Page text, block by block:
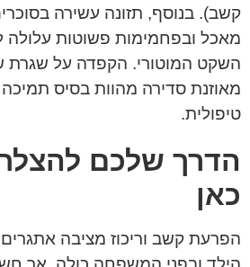
קשב). בנוסף, תזונה עשירה
מאכל ובפחמימות פשוטות עלולה
השקט המוטורי. הקפדה על שגרת
מאוזנת סדירה מהוות בסיס תמיכה
טיפולית.
הדרך שלכם
כאן
הפרעת קשב וריכוז מציבה